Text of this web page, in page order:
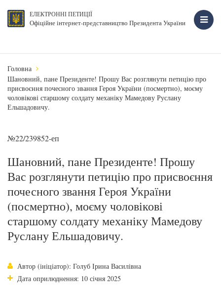
ЕЛЕКТРОННІ ПЕТИЦІЇ
Офіційне інтернет-представництво Президента України
Головна
Шановний, пане Президенте! Прошу Вас розглянути петицію про
присвоєння почесного звання Героя України (посмертно), моєму
чоловікові старшому солдату механіку Мамедову Руслану
Ельшадовичу.
№22/239852-еп
Шановний, пане Президенте! Прошу
Вас розглянути петицію про присвоєння
почесного звання Героя України
(посмертно), моєму чоловікові
старшому солдату механіку Мамедову
Руслану Ельшадовичу.
Автор (ініціатор): Голуб Ірина Василівна
Дата оприлюднення: 10 січня 2025